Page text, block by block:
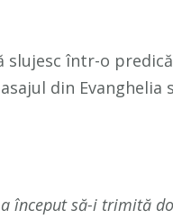
într-o
din Evanghelia
început să-i trimită